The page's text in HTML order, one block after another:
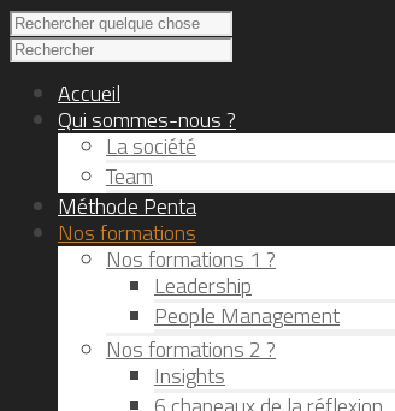
Accueil
Qui sommes-nous ?
La société
Team
Méthode Penta
Nos formations
Nos formations 1 ?
Leadership
People Management
Nos formations 2 ?
Insights